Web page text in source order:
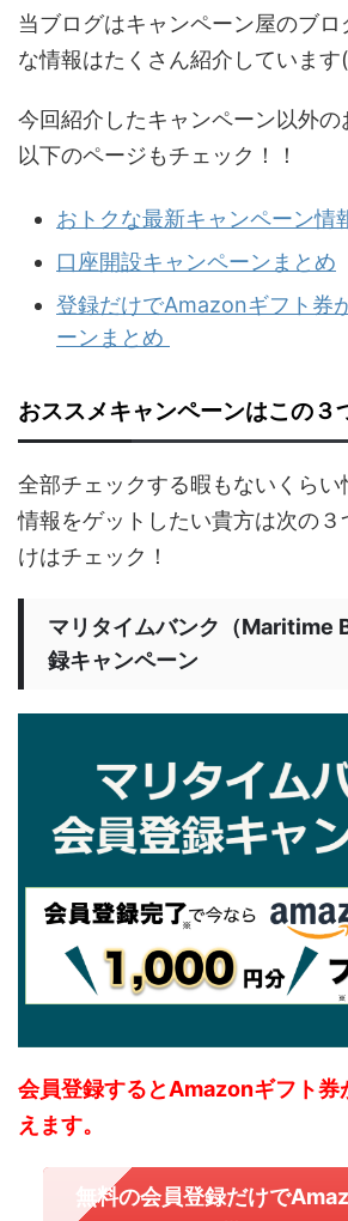
当ブログはキャンペーン屋のブ
な情報はたくさん紹介していま
今回紹介したキャンペーン以外の
以下のページもチェック！！
おトクな最新キャンペーン情
口座開設キャンペーンまとめ
登録だけでAmazonギフト券
ーンまとめ
おススメキャンペーンはこの３
全部チェックする暇もないくら
情報をゲットしたい貴方は次の
けはチェック！
マリタイムバンク（Maritime
録キャンペーン
会員登録するとAmazonギフト券
えます。
無料の会員登録だけで